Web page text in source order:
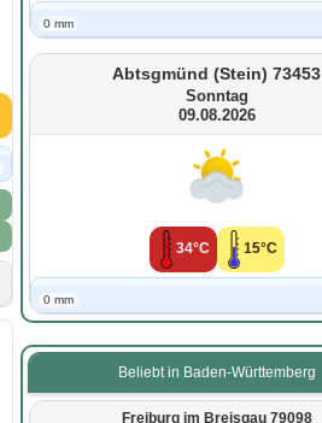
0 mm
Abtsgmünd (Stein) 73453
Sonntag
09.08.2026
34°C 15°C
0 mm
Beliebt in Baden-Württemberg
Freiburg im Breisgau 79098